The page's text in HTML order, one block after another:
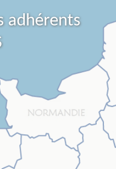
adhérents